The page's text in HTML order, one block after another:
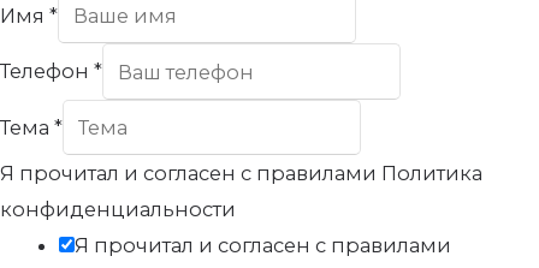
Имя *
Телефон *
Тема *
Я прочитал и согласен с правилами Политика
конфиденциальности
Я прочитал и согласен с правилами